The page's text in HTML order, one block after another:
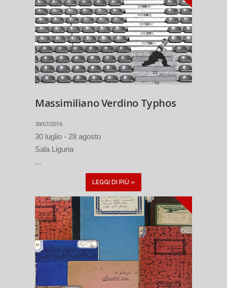
Massimiliano Verdino Typhos
30/07/2016
30 luglio - 28 agosto
Sala Liguria
...
LEGGI DI PIÙ »